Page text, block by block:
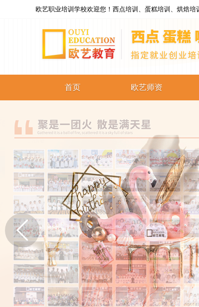
欧艺职业培训学校欢迎您！西点培训、蛋糕培训、烘焙
首页 欧艺师资